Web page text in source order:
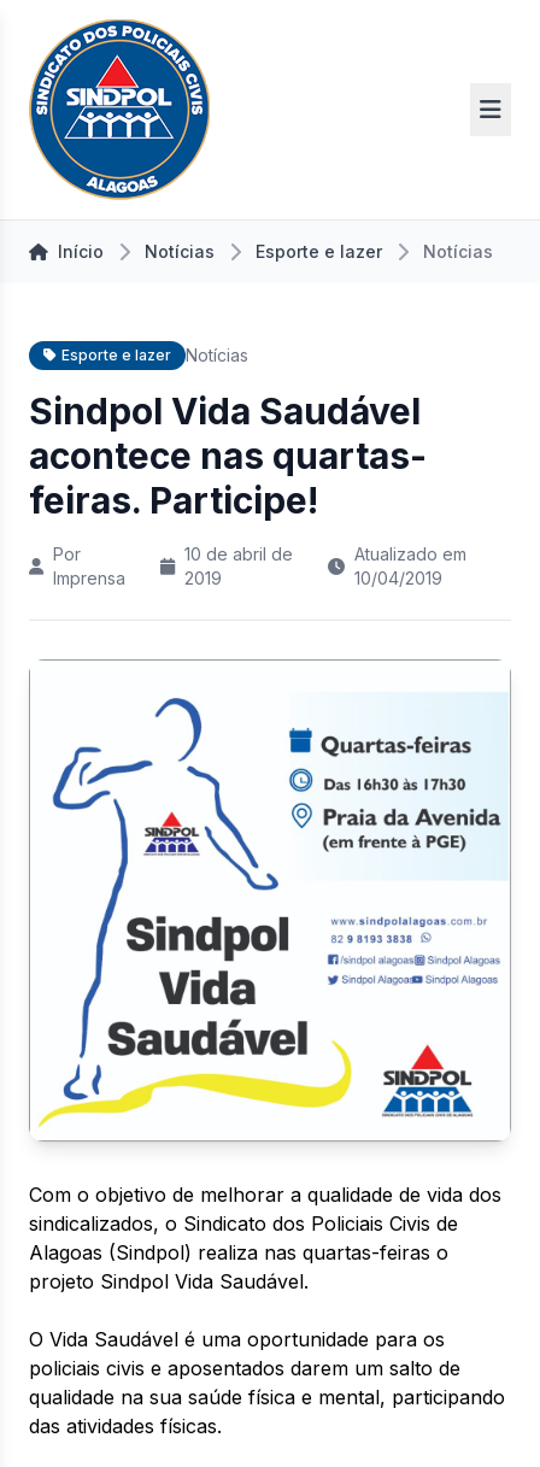
Início Notícias Esporte e lazer Notícias
Esporte e lazer Notícias
Sindpol Vida Saudável
acontece nas quartas-
feiras. Participe!
Por
Imprensa
10 de abril de
2019
Atualizado em
10/04/2019
Com o objetivo de melhorar a qualidade de vida dos
sindicalizados, o Sindicato dos Policiais Civis de
Alagoas (Sindpol) realiza nas quartas-feiras o
projeto Sindpol Vida Saudável.
O Vida Saudável é uma oportunidade para os
policiais civis e aposentados darem um salto de
qualidade na sua saúde física e mental, participando
das atividades físicas.